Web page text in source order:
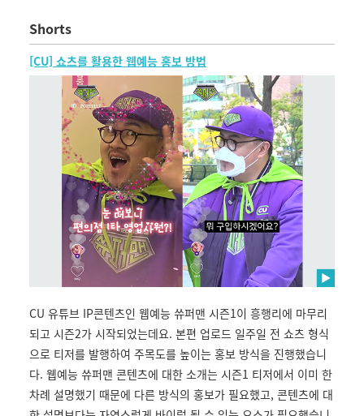
Shorts
[CU] 쇼츠를 활용한 웹예능 홍보 방법
CU 유튜브 IP콘텐츠인 웹예능 쓔퍼맨 시즌1이 흥행리에 마무리
되고 시즌2가 시작되었는데요. 본편 업로드 일주일 전 쇼츠 형식
으로 티저를 발행하여 주목도를 높이는 홍보 방식을 진행했습니
다. 웹예능 쓔퍼맨 콘텐츠에 대한 소개는 시즌1 티저에서 이미 한
차례 설명했기 때문에 다른 방식의 홍보가 필요했고, 콘텐츠에 대